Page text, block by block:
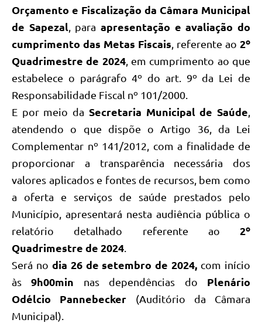
Orçamento e Fiscalização da Câmara Municipal
de Sapezal, paraapresentação e avaliação do
cumprimento das Metas Fiscais, referente ao 2º
Quadrimestre de 2024, em cumprimento ao que
estabelece o parágrafo 4º do art. 9º da Lei de
Responsabilidade Fiscal nº 101/2000.
E por meio da Secretaria Municipal de Saúde,
atendendo o que dispõe o Artigo 36, da Lei
Complementar nº 141/2012, com a finalidade de
proporcionar a transparência necessária dos
valores aplicados e fontes de recursos, bem como
a oferta e serviços de saúde prestados pelo
Município, apresentará nesta audiência pública o
relatório detalhado referente ao 2º
Quadrimestre de 2024.
Será no dia 26 de setembro de 2024, com início
às 9h00min nas dependências do Plenário
Odélcio Pannebecker (Auditório da Câmara
Municipal).